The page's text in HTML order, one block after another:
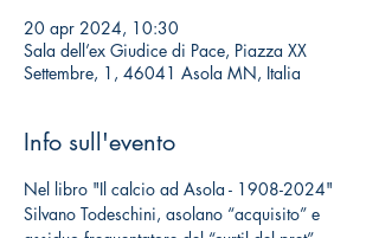
20 apr 2024, 10:30
Sala dell’ex Giudice di Pace, Piazza XX
Settembre, 1, 46041 Asola MN, Italia
Info sull'evento
Nel libro "Il calcio ad Asola - 1908-2024"
Silvano Todeschini, asolano “acquisito” e